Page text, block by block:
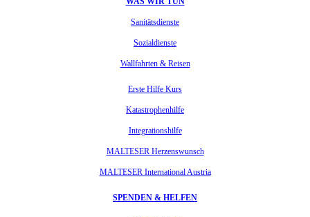
Sanitätsdienste
Sozialdienste
Wallfahrten & Reisen
Erste Hilfe Kurs
Katastrophenhilfe
Integrationshilfe
MALTESER Herzenswunsch
MALTESER International Austria
SPENDEN & HELFEN